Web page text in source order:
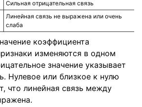
Сильная отрицательная связь
Линейная связь не выражена или очень
слаба
коэффициента
изменяются в одном
значение указывает
Нулевое или близкое к нулю
что линейная связь между